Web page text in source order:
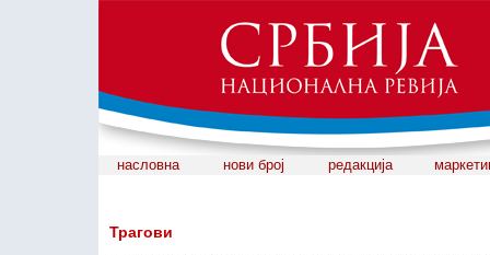
насловна нови број редакција
Трагови